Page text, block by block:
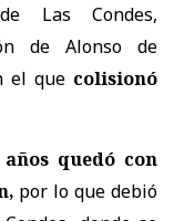
Las Condes,
de Alonso de
el que colisionó
quedó con
por lo que debió